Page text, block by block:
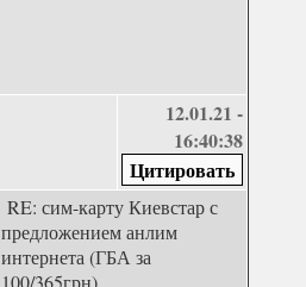
12.01.21 -
16:40:38
RE: сим-карту Киевстар с
предложением анлим
интернета (ГБА за